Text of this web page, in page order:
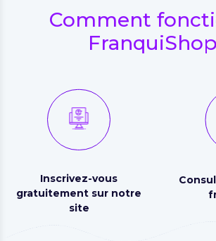
Comment
Inscrivez-vous
gratuitement sur notre
site